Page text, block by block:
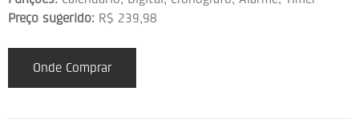
Preço sugerido: R$ 239,98
Onde Comprar